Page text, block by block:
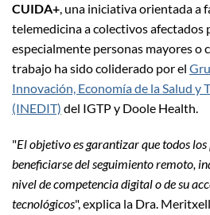
CUIDA+, una iniciativa orientada a
telemedicina a colectivos afectados
especialmente personas mayores o
trabajo ha sido coliderado por el
Innovación, Economía de la Salud y
(INEDIT) del IGTP y Doole Health.
"El objetivo es garantizar que todos
beneficiarse del seguimiento remoto,
nivel de competencia digital o de su
tecnológicos", explica la Dra.